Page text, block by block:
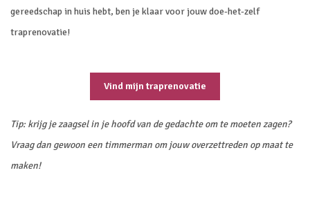
gereedschap in huis hebt, ben je klaar voor jouw doe-het-zelf
traprenovatie!
Vind mijn traprenovatie
Tip: krijg je zaagsel in je hoofd van de gedachte om te moeten zagen?
Vraag dan gewoon een timmerman om jouw overzettreden op maat te
maken!